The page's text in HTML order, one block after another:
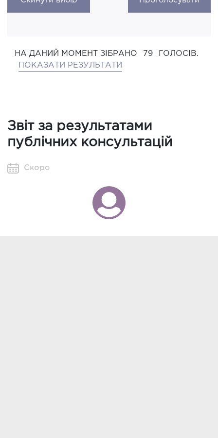
НА ДАНИЙ МОМЕНТ ЗІБРАНО 79
ГОЛОСІВ.
ПОКАЗАТИ РЕЗУЛЬТАТИ
Звіт за результатами
публічних консультацій
Скоро